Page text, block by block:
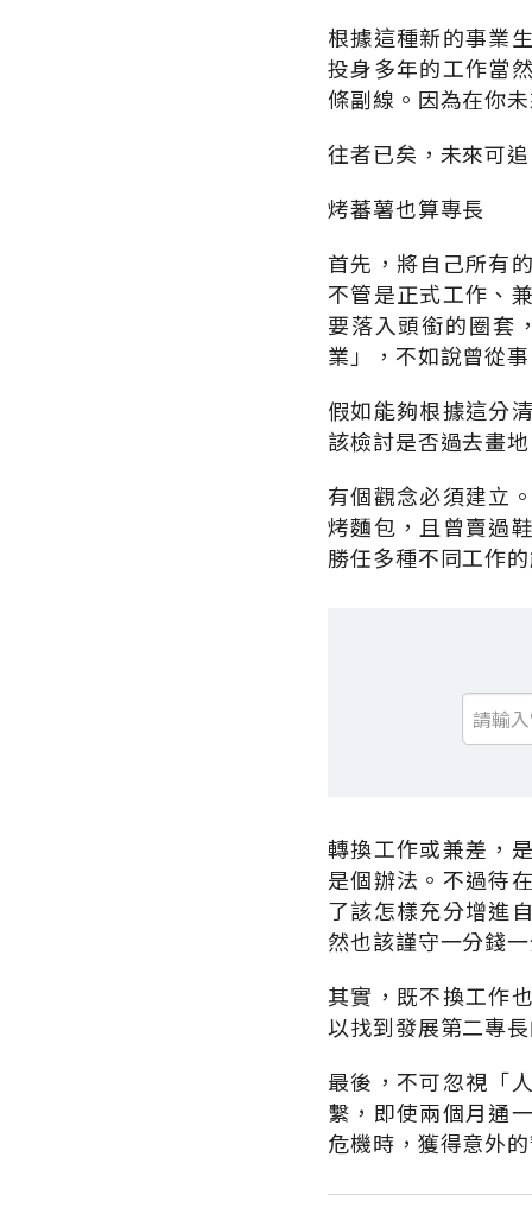
根據這種新的事業
投身多年的工作當
條副線。因為在你
往者已矣，未來可
烤蕃薯也算專長
首先，將自己所有
不管是正式工作、
要落入頭銜的圈套
業」，不如說曾從
假如能夠根據這分
該檢討是否過去畫
有個觀念必須建立
烤麵包，且曾賣過
勝任多種不同工作
轉換工作或兼差，
是個辦法。不過待
了該怎樣充分增進
然也該謹守一分錢
其實，既不換工作
以找到發展第二專
最後，不可忽視「
繫，即使兩個月通
危機時，獲得意外